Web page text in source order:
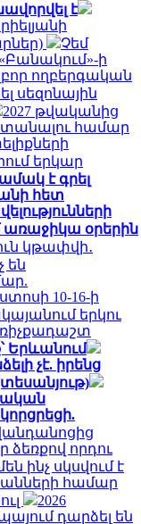
է
Չեմ
ի
ողբերգական
սեզոնային
2027 թվականից
համար
երկար
է գրել
հետ
առաջիկա օրերին
կթափվի․
են
10-16-ի
երկու
Երևանում
չէ. իրենց
ձեռքով որդու
ինչ սկսվում է
համար
2026
դարձել են